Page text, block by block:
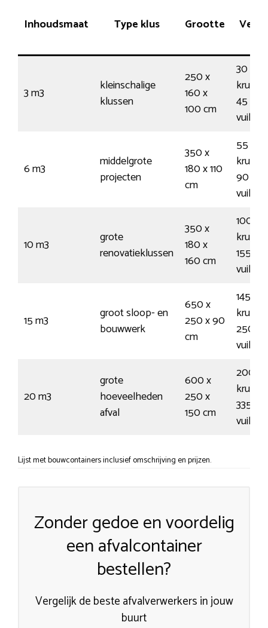
Inhoudsmaat Type klus Grootte
3 m3
kleinschalige
klussen
250 x
160 x
100 cm
30
45
6 m3
middelgrote
projecten
350 x
180 x 110
cm
55
90
10 m3
grote
renovatieklussen
350 x
180 x
160 cm
100
155
15 m3
groot sloop- en
bouwwerk
650 x
250 x 90
cm
145
250
20 m3
grote
hoeveelheden
afval
600 x
250 x
150 cm
200
335
Lijst met bouwcontainers inclusief omschrijving en prijzen.
Zonder gedoe en voordelig
een afvalcontainer
bestellen?
Vergelijk de beste afvalverwerkers in jouw
buurt